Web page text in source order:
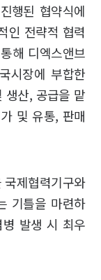
행된 협약식에
인 전략적 협력
해 디엑스앤브
시장에 부합한
생산, 공급을 맡
및 유통, 판매
제협력기구와
기틀을 마련하
발생 시 최우